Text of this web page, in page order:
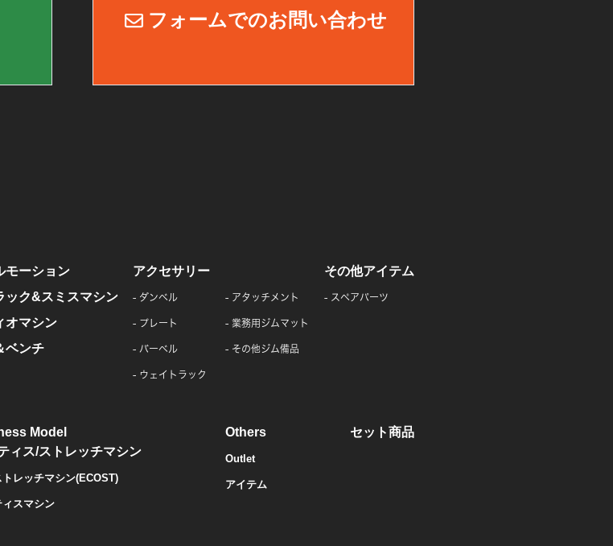
フォームでのお問い合わせ
モーション
ック&スミスマシン
オマシン
ベンチ
アクセサリー
ダンベル
プレート
バーベル
ウェイトラック
アタッチメント
業務用ジムマット
その他ジム備品
その他アイテム
スペアパーツ
Model
ィス/ストレッチマシン
トレッチマシン(ECOST)
ィスマシン
Others
Outlet
アイテム
セット商品